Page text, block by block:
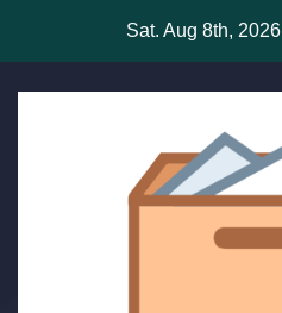
content
Sat. Aug 8th, 2026